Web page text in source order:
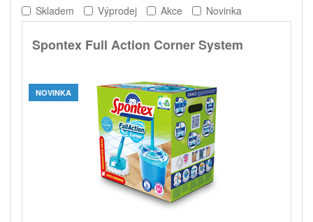
Skladem Výprodej Akce Novinka
Spontex Full Action Corner System
NOVINKA